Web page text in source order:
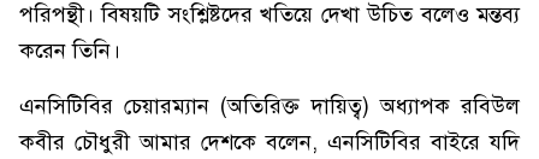
পরিপন্থী। বিষয়টি সংশ্লিষ্টদের খতিয়ে দেখা উচিত বলেও মন্তব্য
করেন তিনি।
এনসিটিবির চেয়ারম্যান (অতিরিক্ত দায়িত্ব) অধ্যাপক রবিউল
কবীর চৌধুরী আমার দেশকে বলেন, এনসিটিবির বাইরে যদি